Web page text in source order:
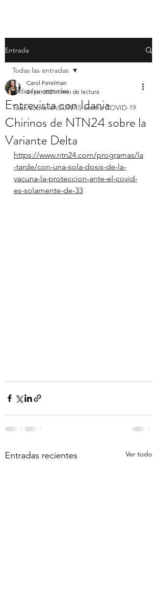
Entrada
Todas las entradas
Todo sobre VACUNAS contra COVID-19
Todas las entradas
Entrevista con Idania
Chirinos de NTN24 sobre la
Variante Delta
Carol Perelman
24 jun 2021 1 min de lectura
https://www.ntn24.com/programas/la
-tarde/con-una-sola-dosis-de-la-
vacuna-la-proteccion-ante-el-covid-
es-solamente-de-33
Entradas recientes Ver todo